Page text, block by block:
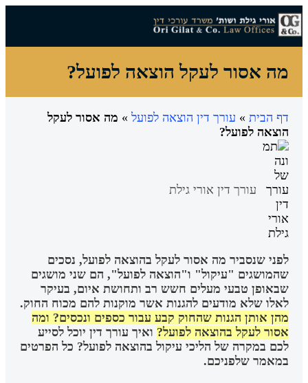
מה אסור לעקל הוצאה לפועל?
דף הבית » עורך דין הוצאה לפועל » מה אסור לעקל
הוצאה לפועל?
עורך דין אורי גילת
לפני שנסביר מה אסור לעקל בהוצאה לפועל, נסכים
שהמושגים "עיקול" ו"הוצאה לפועל", הם שני מושגים
שבאופן טבעי מעלים חשש רב ותחושת איום, בעיקר
לאלו שלא מודעים להגנות אשר מוקנות להם מכוח החוק.
מהן אותן הגנות שהחוק קבע עבור כספים ונכסים? ומה
אסור לעקל בהוצאה לפועל? ואיך עורך דין יוכל לסייע
לכם במקרה של הליכי עיקול בהוצאה לפועל? כל הפרטים
במאמר שלפניכם.